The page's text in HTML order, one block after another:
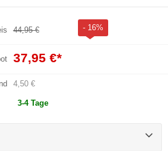
44,95 € - 16%
37,95 €*
4,50 €
3-4 Tage